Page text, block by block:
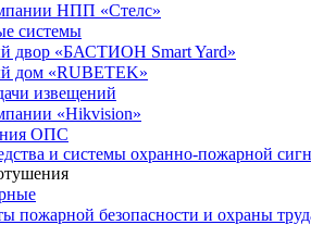
НПП «Стелс»
системы
двор «БАСТИОН Smart Yard»
дом «RUBETEK»
извещений
«Hikvision»
ОПС
и системы охранно-пожарной
пожарной безопасности и охраны